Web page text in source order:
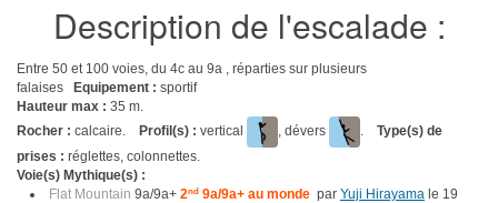
Description de l'escalade :
Entre 50 et 100 voies, du 4c au 9a , réparties sur plusieurs
falaises
Equipement : sportif
Hauteur max : 35 m.
Rocher : calcaire. Profil(s) : vertical , dévers . Type(s) de
prises : réglettes, colonnettes.
Voie(s) Mythique(s) :
Flat Mountain 9a/9a+ 2nd 9a/9a+ au monde par Yuji Hirayama le 19